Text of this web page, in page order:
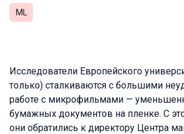
ML
Исследователи Европейского
только) сталкиваются с большими
работе с микрофильмами —
бумажных документов на пленке. С
они обратились к директору Центра